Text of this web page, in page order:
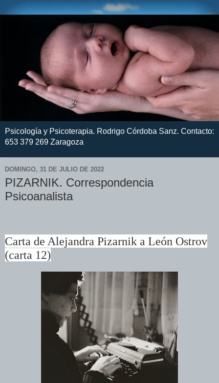
Psicología y Psicoterapia. Rodrigo Córdoba Sanz. Contacto:
653 379 269 Zaragoza
DOMINGO, 31 DE JULIO DE 2022
PIZARNIK. Correspondencia
Psicoanalista
Carta de Alejandra Pizarnik a León Ostrov
(carta 12)